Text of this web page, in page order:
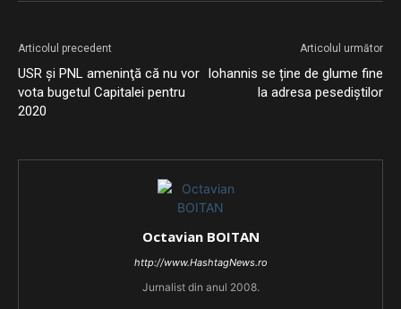
Articolul precedent
USR și PNL ameninţă că nu vor
vota bugetul Capitalei pentru
2020
Articolul următor
Iohannis se ține de glume fine
la adresa pesediștilor
Octavian BOITAN
http://www.HashtagNews.ro
Jurnalist din anul 2008.